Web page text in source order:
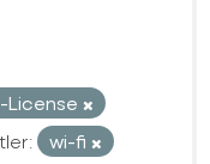
License
wi-fi